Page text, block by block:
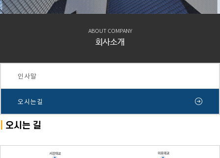
ABOUT COMPANY
회사소개
인사말
오시는길
오시는 길